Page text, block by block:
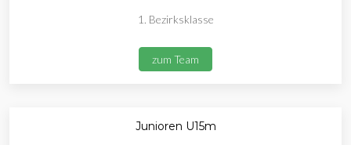
1. Bezirksklasse
zum Team
Junioren U15m